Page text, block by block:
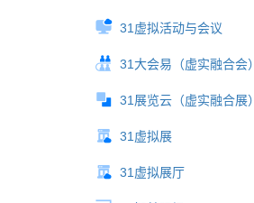
31虚拟活动与会议
31大会易（虚实融合会）
31展览云（虚实融合展）
31虚拟展
31虚拟展厅